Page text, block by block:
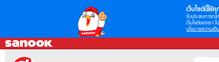
เว็บไซต์นี้ใช้คุ
รับประสบการณ์
เว็บไซต์ของเรา
นโยบายความเป็